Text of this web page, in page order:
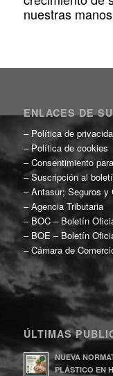
nuestras
ENLACES DE
– Política de
– Política de cookies
–Consentimiento
–Suscripción al
–Antasur; Seguros y
–Agencia Tributaria
– BOC – Boletín
– BOE – Boletín
–Cámara de
ÚLTIMAS
NUEVA
PLÁSTICO EN